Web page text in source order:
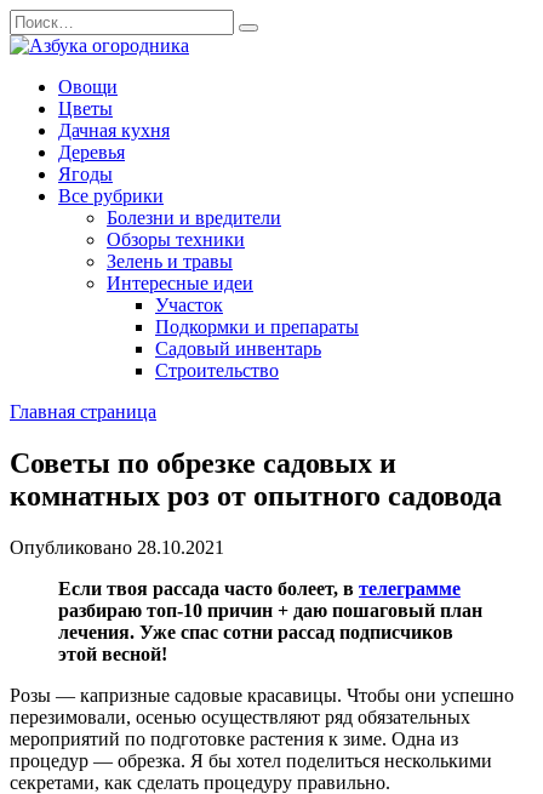
Перейти
к
содержанию
Search
for:
Овощи
Цветы
Дачная кухня
Деревья
Ягоды
Все рубрики
Болезни и вредители
Обзоры техники
Зелень и травы
Интересные идеи
Участок
Подкормки и препараты
Садовый инвентарь
Строительство
Главная страница
Советы по обрезке садовых и
комнатных роз от опытного садовода
Опубликовано 28.10.2021
Если твоя рассада часто болеет, в телеграмме
разбираю топ-10 причин + даю пошаговый план
лечения. Уже спас сотни рассад подписчиков
этой весной!
Розы — капризные садовые красавицы. Чтобы они успешно
перезимовали, осенью осуществляют ряд обязательных
мероприятий по подготовке растения к зиме. Одна из
процедур — обрезка. Я бы хотел поделиться несколькими
секретами, как сделать процедуру правильно.